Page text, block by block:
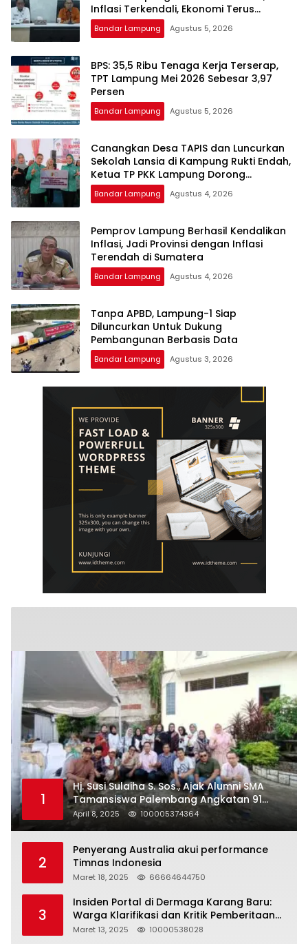
Inflasi Terkendali, Ekonomi Terus
Tumbuh
Bandar Lampung Agustus 5, 2026
BPS: 35,5 Ribu Tenaga Kerja Terserap,
TPT Lampung Mei 2026 Sebesar 3,97
Persen
Bandar Lampung Agustus 5, 2026
Canangkan Desa TAPIS dan Luncurkan
Sekolah Lansia di Kampung Rukti Endah,
Ketua TP PKK Lampung Dorong
Pembangunan SDM Dimulai dari Desa
Bandar Lampung Agustus 4, 2026
Pemprov Lampung Berhasil Kendalikan
Inflasi, Jadi Provinsi dengan Inflasi
Terendah di Sumatera
Bandar Lampung Agustus 4, 2026
Tanpa APBD, Lampung-1 Siap
Diluncurkan Untuk Dukung
Pembangunan Berbasis Data
Bandar Lampung Agustus 3, 2026
1
Hj. Susi Sulaiha S. Sos., Ajak Alumni SMA
Tamansiswa Palembang Angkatan 91
Halal Bihalal
April 8, 2025 100005374364
2
Penyerang Australia akui performance
Timnas Indonesia
Maret 18, 2025 66664644750
3
Insiden Portal di Dermaga Karang Baru:
Warga Klarifikasi dan Kritik Pemberitaan
yang Tidak Akurat
Maret 13, 2025 10000538028